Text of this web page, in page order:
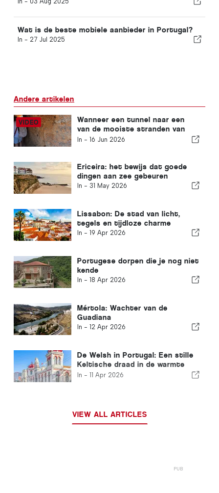
Wat is de beste mobiele aanbieder in Portugal?
In - 27 Jul 2025
Andere artikelen
Wanneer een tunnel naar een
van de mooiste stranden van
Lagos aan de Algarve leidt
In - 16 Jun 2026
Ericeira: het bewijs dat goede
dingen aan zee gebeuren
In - 31 May 2026
Lissabon: De stad van licht,
tegels en tijdloze charme
In - 19 Apr 2026
Portugese dorpen die je nog niet
kende
In - 18 Apr 2026
Mértola: Wachter van de
Guadiana
In - 12 Apr 2026
De Welsh in Portugal: Een stille
Keltische draad in de warmte
van Iberië
In - 11 Apr 2026
VIEW ALL ARTICLES